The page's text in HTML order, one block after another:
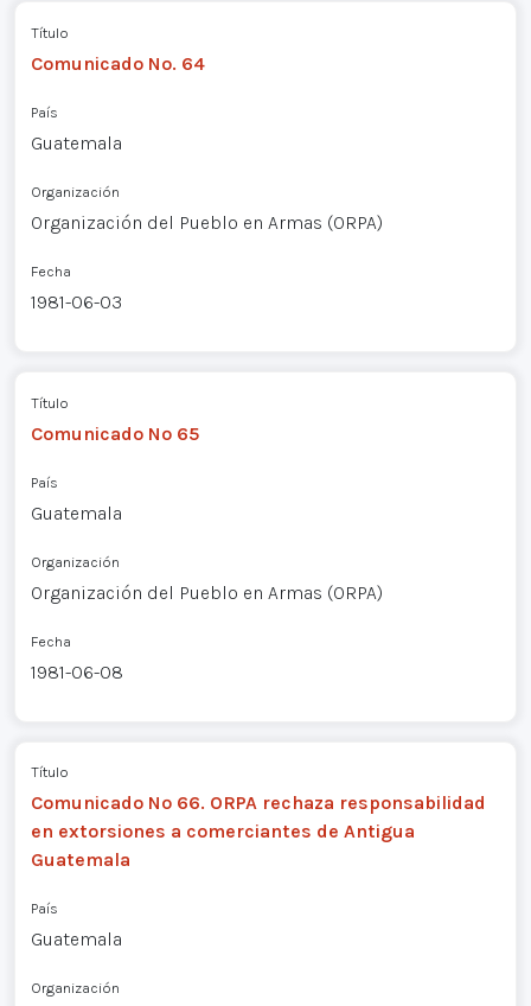
Título
Comunicado No. 64
País
Guatemala
Organización
Organización del Pueblo en Armas (ORPA)
Fecha
1981-06-03
Título
Comunicado Nº 65
País
Guatemala
Organización
Organización del Pueblo en Armas (ORPA)
Fecha
1981-06-08
Título
Comunicado Nº 66. ORPA rechaza responsabilidad
en extorsiones a comerciantes de Antigua
Guatemala
País
Guatemala
Organización